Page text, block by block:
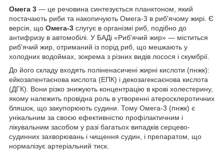
Омега 3 — це речовина синтезується планктоном, який
постачають риби та накопичують Омега-3 в риб'ячому жирі. Є
версія, що Омега-3 слугує в організмі риб, подібно до
антифризу в автомобілі. У БАДі «Риб'ячий жир» — міститься
риб'ячий жир, отриманий із порід риб, що мешкають у
холодних водоймах, зокрема з різних видів лосося і скумбрії.
До його складу входять поліненасичені жирні кислоти (пнжк):
ейкозапентаєнова кислота (ЕПК) і декозагексаєнова кислота
(ДГК). Вони різко знижують концентрацію в крові холестерину,
якому належить провідна роль в утворенні атеросклеротичних
бляшок, що закупорюють судини. Тому Омега-3 (пнжк) є
унікальним за своєю ефективністю профілактичним і
лікувальним засобом у разі багатьох випадків серцево-
судинних захворювань і чищення судин, і препаратом, що
нормалізує артеріальний тиск.